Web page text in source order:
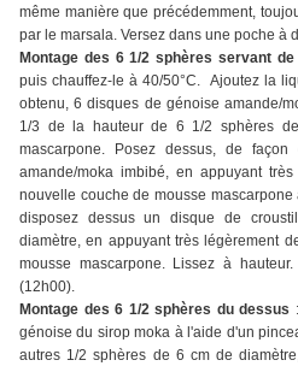
même manière que précédemment,
par le marsala. Versez dans une poche à
Montage des 6 1/2 sphères servant de
puis chauffez-le à 40/50°C. Ajoutez la
obtenu, 6 disques de génoise amande/
1/3 de la hauteur de 6 1/2 sphères
mascarpone. Posez dessus, de
amande/moka imbibé, en appuyant
nouvelle couche de mousse
disposez dessus un disque de
diamètre, en appuyant très légèrement
mousse mascarpone. Lissez à
(12h00).
Montage des 6 1/2 sphères du dessus
génoise du sirop moka à l'aide d'un
autres 1/2 sphères de 6 cm de